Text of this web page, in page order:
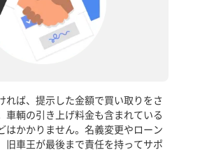
れば、提示した金額で買い取りをさ
車輌の引き上げ料金も含まれている
はかかりません。名義変更やローン
旧車王が最後まで責任を持ってサポ